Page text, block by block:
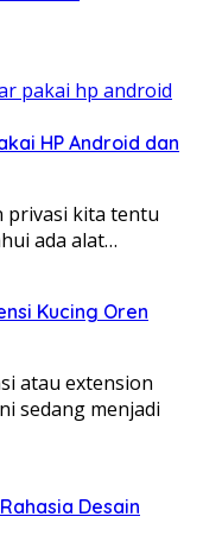
HP Android dan
privasi kita tentu
ada alat…
Kucing Oren
atau extension
sedang menjadi
Desain